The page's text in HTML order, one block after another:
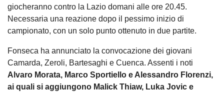
giocheranno contro la Lazio domani alle ore 20.45.
Necessaria una reazione dopo il pessimo inizio di
campionato, con un solo punto ottenuto in due partite.
Fonseca ha annunciato la convocazione dei giovani
Camarda, Zeroli, Bartesaghi e Cuenca. Assenti i noti
Alvaro Morata, Marco Sportiello e Alessandro Florenzi,
ai quali si aggiungono Malick Thiaw, Luka Jovic e